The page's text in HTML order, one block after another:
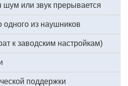
или звук прерывается
одного из наушников
к заводским настройкам)
поддержки